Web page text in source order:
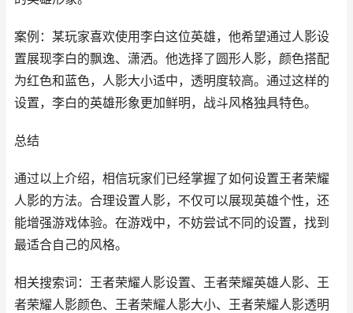
案例：某玩家喜欢使用李白这位英雄，他希望通过人影设
置展现李白的飘逸、潇洒。他选择了圆形人影，颜色搭配
为红色和蓝色，人影大小适中，透明度较高。通过这样的
设置，李白的英雄形象更加鲜明，战斗风格独具特色。
总结
通过以上介绍，相信玩家们已经掌握了如何设置王者荣耀
人影的方法。合理设置人影，不仅可以展现英雄个性，还
能增强游戏体验。在游戏中，不妨尝试不同的设置，找到
最适合自己的风格。
相关搜索词：王者荣耀人影设置、王者荣耀英雄人影、王
者荣耀人影颜色、王者荣耀人影大小、王者荣耀人影透明